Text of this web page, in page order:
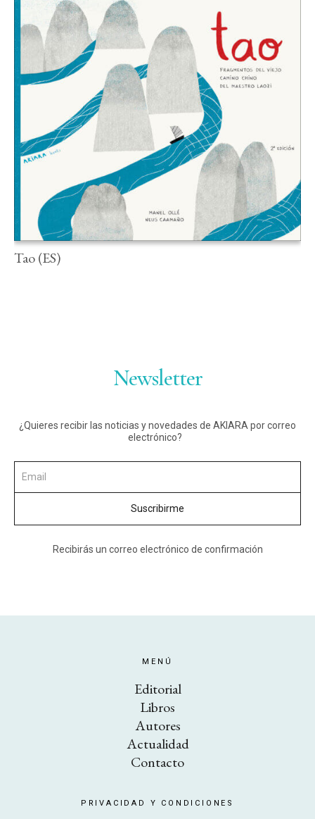
Tao (ES)
Newsletter
¿Quieres recibir las noticias y novedades de AKIARA por correo
electrónico?
Recibirás un correo electrónico de confirmación
MENÚ
Editorial
Libros
Autores
Actualidad
Contacto
PRIVACIDAD Y CONDICIONES